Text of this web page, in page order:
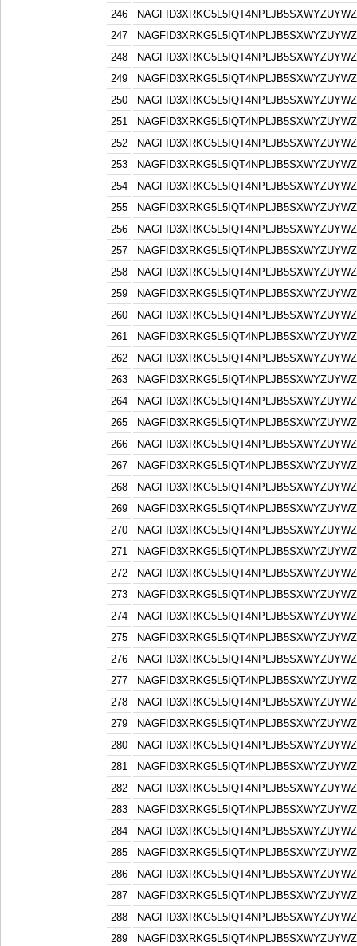
246
247
248
249
250
251
252
253
254
255
256
257
258
259
260
261
262
263
264
265
266
267
268
269
270
271
272
273
274
275
276
277
278
279
280
281
282
283
284
285
286
287
288
289